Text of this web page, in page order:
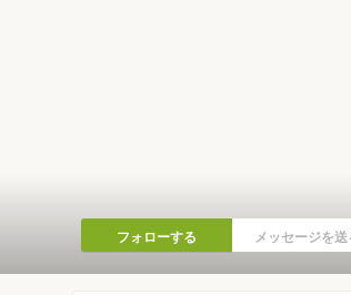
フォローする メッセージを送